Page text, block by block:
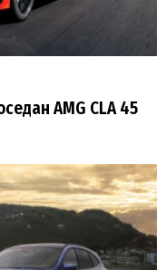
AMG CLA 45